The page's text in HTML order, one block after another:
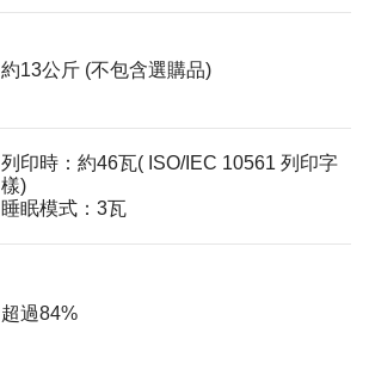
約13公斤 (不包含選購品)
列印時：約46瓦( ISO/IEC 10561 列印字
樣)
睡眠模式：3瓦
超過84%